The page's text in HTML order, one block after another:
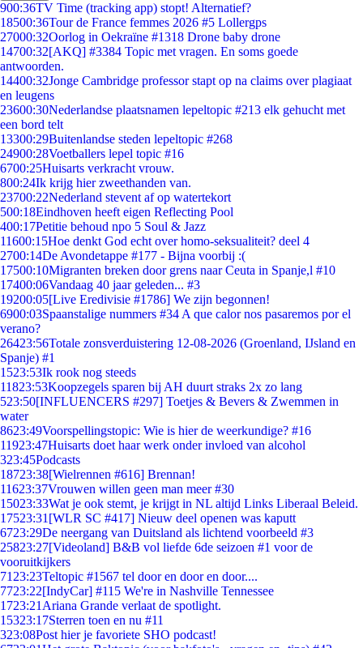
900:36TV Time (tracking app) stopt! Alternatief?
18500:36Tour de France femmes 2026 #5 Lollergps
27000:32Oorlog in Oekraïne #1318 Drone baby drone
14700:32[AKQ] #3384 Topic met vragen. En soms goede
antwoorden.
14400:32Jonge Cambridge professor stapt op na claims over plagiaat
en leugens
23600:30Nederlandse plaatsnamen lepeltopic #213 elk gehucht met
een bord telt
13300:29Buitenlandse steden lepeltopic #268
24900:28Voetballers lepel topic #16
6700:25Huisarts verkracht vrouw.
800:24Ik krijg hier zweethanden van.
23700:22Nederland stevent af op watertekort
500:18Eindhoven heeft eigen Reflecting Pool
400:17Petitie behoud npo 5 Soul & Jazz
11600:15Hoe denkt God echt over homo-seksualiteit? deel 4
2700:14De Avondetappe #177 - Bijna voorbij :(
17500:10Migranten breken door grens naar Ceuta in Spanje,l #10
17400:06Vandaag 40 jaar geleden... #3
19200:05[Live Eredivisie #1786] We zijn begonnen!
6900:03Spaanstalige nummers #34 A que calor nos pasaremos por el
verano?
26423:56Totale zonsverduistering 12-08-2026 (Groenland, IJsland en
Spanje) #1
1523:53Ik rook nog steeds
11823:53Koopzegels sparen bij AH duurt straks 2x zo lang
523:50[INFLUENCERS #297] Toetjes & Bevers & Zwemmen in
water
8623:49Voorspellingstopic: Wie is hier de weerkundige? #16
11923:47Huisarts doet haar werk onder invloed van alcohol
323:45Podcasts
18723:38[Wielrennen #616] Brennan!
11623:37Vrouwen willen geen man meer #30
15023:33Wat je ook stemt, je krijgt in NL altijd Links Liberaal Beleid.
17523:31 [WLR SC #417] Nieuw deel openen was kaputt
6723:29De neergang van Duitsland als lichtend voorbeeld #3
25823:27[Videoland] B&B vol liefde 6de seizoen #1 voor de
vooruitkijkers
71 23:23Teltopic #1567 tel door en door en door....
7723:22[IndyCar] #115 We're in Nashville Tennessee
1723:21 Ariana Grande verlaat de spotlight.
15323:17Sterren toen en nu #11
323:08Post hier je favoriete SHO podcast!